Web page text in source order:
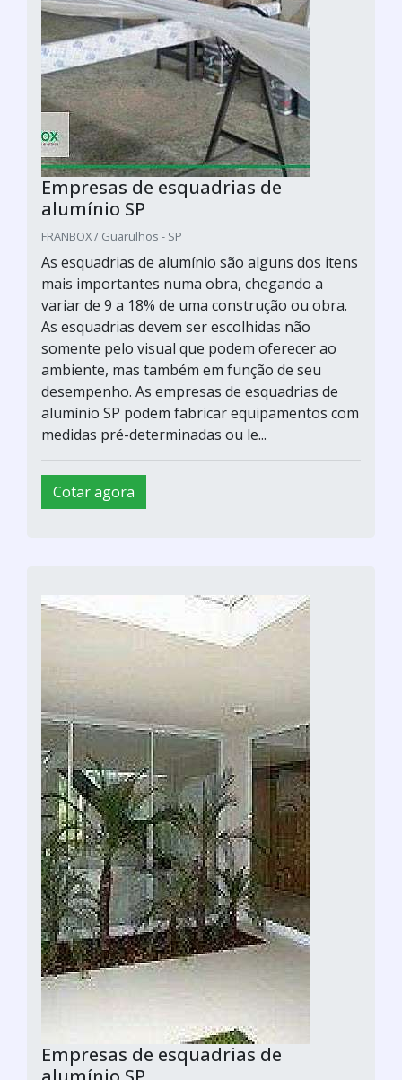
Empresas de esquadrias de
alumínio SP
FRANBOX / Guarulhos - SP
As esquadrias de alumínio são alguns dos itens
mais importantes numa obra, chegando a
variar de 9 a 18% de uma construção ou obra.
As esquadrias devem ser escolhidas não
somente pelo visual que podem oferecer ao
ambiente, mas também em função de seu
desempenho. As empresas de esquadrias de
alumínio SP podem fabricar equipamentos com
medidas pré-determinadas ou le...
Cotar agora
Empresas de esquadrias de